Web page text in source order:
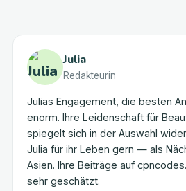
Julia
Redakteurin
Julias Engagement, die besten
enorm. Ihre Leidenschaft für
spiegelt sich in der Auswahl
Julia für ihr Leben gern — als
Asien. Ihre Beiträge auf
sehr geschätzt.